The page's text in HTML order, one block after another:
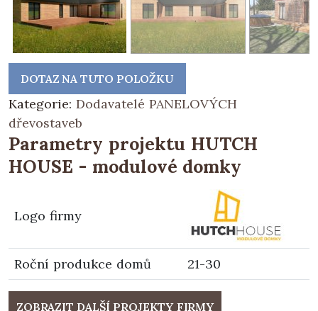
DOTAZ NA TUTO POLOŽKU
Kategorie: Dodavatelé PANELOVÝCH
dřevostaveb
Parametry projektu HUTCH
HOUSE - modulové domky
Logo firmy
Roční produkce domů 21-30
ZOBRAZIT DALŠÍ PROJEKTY FIRMY